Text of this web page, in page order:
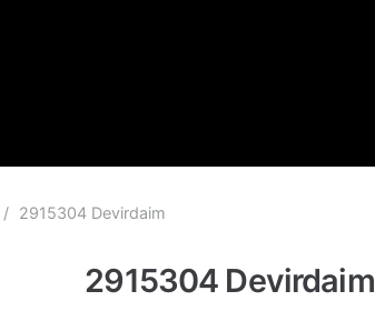
/ 2915304 Devirdaim
2915304 Devirdaim